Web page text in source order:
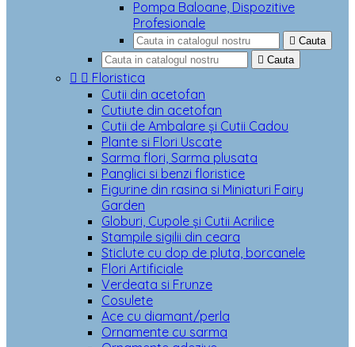
Pompa Baloane, Dispozitive
Profesionale
 Cauta
 Cauta
  Floristica
Cutii din acetofan
Cutiute din acetofan
Cutii de Ambalare și Cutii Cadou
Plante si Flori Uscate
Sarma flori, Sarma plusata
Panglici si benzi floristice
Figurine din rasina si Miniaturi Fairy
Garden
Globuri, Cupole și Cutii Acrilice
Stampile sigilii din ceara
Sticlute cu dop de pluta, borcanele
Flori Artificiale
Verdeata si Frunze
Cosulete
Ace cu diamant/perla
Ornamente cu sarma